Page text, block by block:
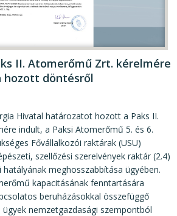
II. Atomerőmű Zrt. kérelmére
hozott döntésről
Hivatal határozatot hozott a Paks II.
indult, a Paksi Atomerőmű 5. és 6.
Fővállalkozói raktárak (USU)
szellőzési szerelvények raktár (2.4)
meghosszabbítása ügyében.
kapacitásának fenntartására
beruházásokkal összefüggő
nemzetgazdasági szempontból